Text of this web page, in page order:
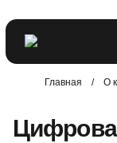
Главная / О